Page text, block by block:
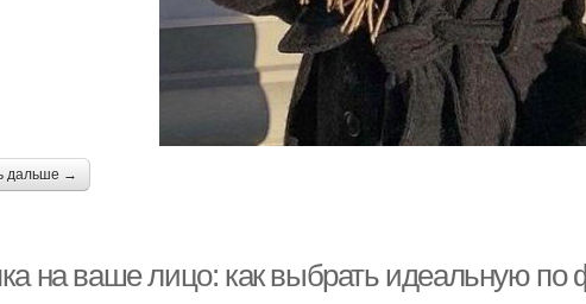
дальше →
на ваше лицо: как выбрать идеальную по